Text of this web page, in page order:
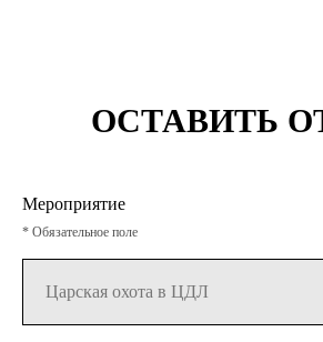
ОСТАВИТЬ
Мероприятие
* Обязательное поле